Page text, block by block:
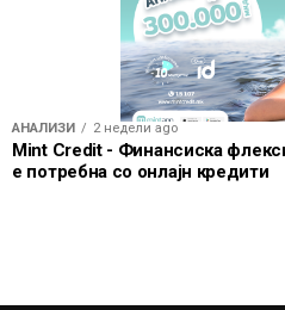
АНАЛИЗИ 2 недели ago
Mint Credit - Финансиска
е потребна со онлајн кредити